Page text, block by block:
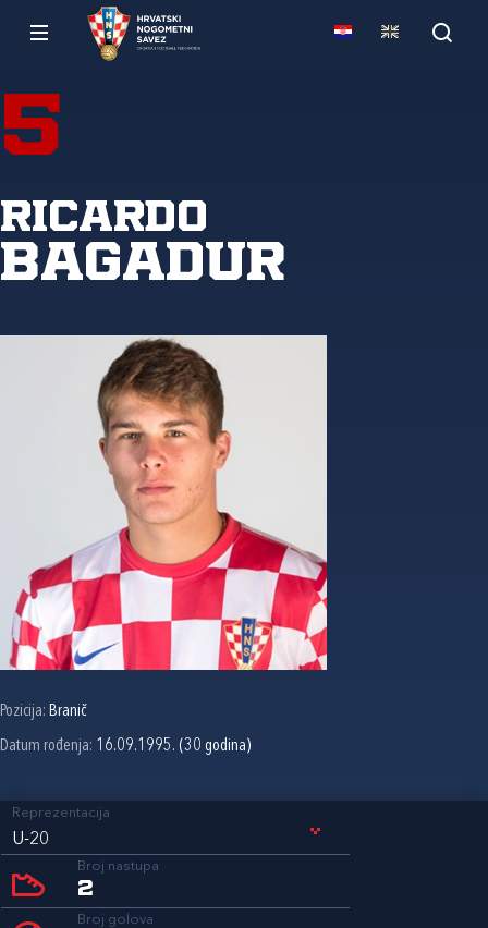
5
Ricardo
Bagadur
Pozicija: Branič
Datum rođenja: 16.09.1995. (30 godina)
Reprezentacija
U-20
Broj nastupa
2
Broj golova